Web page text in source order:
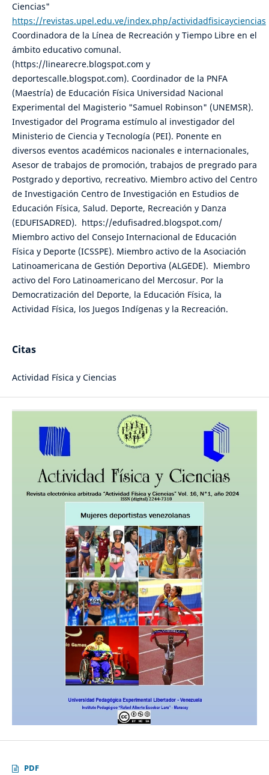
Ciencias"
https://revistas.upel.edu.ve/index.php/actividadfisicayciencias
Coordinadora de la Línea de Recreación y Tiempo Libre en el
ámbito educativo comunal.
(https://linearecre.blogspot.com y
deportescalle.blogspot.com). Coordinador de la PNFA
(Maestría) de Educación Física Universidad Nacional
Experimental del Magisterio "Samuel Robinson" (UNEMSR).
Investigador del Programa estímulo al investigador del
Ministerio de Ciencia y Tecnología (PEI). Ponente en
diversos eventos académicos nacionales e internacionales,
Asesor de trabajos de promoción, trabajos de pregrado para
Postgrado y deportivo, recreativo. Miembro activo del Centro
de Investigación Centro de Investigación en Estudios de
Educación Física, Salud. Deporte, Recreación y Danza
(EDUFISADRED). https://edufisadred.blogspot.com/
Miembro activo del Consejo Internacional de Educación
Física y Deporte (ICSSPE). Miembro activo de la Asociación
Latinoamericana de Gestión Deportiva (ALGEDE). Miembro
activo del Foro Latinoamericano del Mercosur. Por la
Democratización del Deporte, la Educación Física, la
Actividad Física, los Juegos Indígenas y la Recreación.
Citas
Actividad Física y Ciencias
PDF